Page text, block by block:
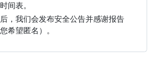
间表。
，我们会发布安全公告并感谢报告
希望匿名）。